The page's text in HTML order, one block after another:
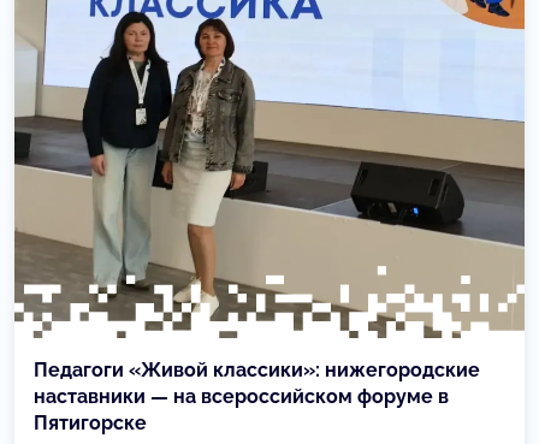
Педагоги «Живой классики»: нижегородские
наставники — на всероссийском форуме в
Пятигорске